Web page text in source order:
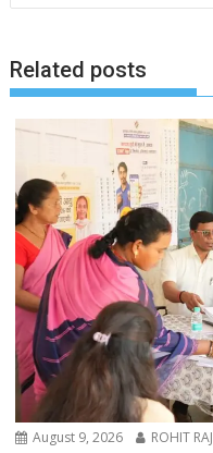
Related posts
August 9, 2026 ROHIT RAJ